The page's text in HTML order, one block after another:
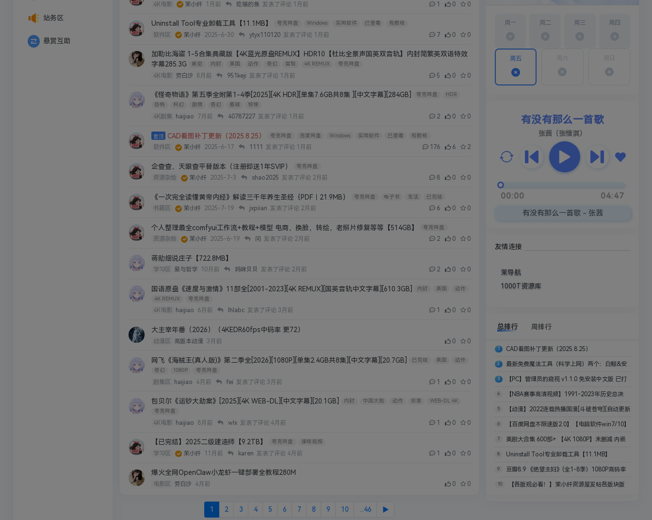
站务区
悬赏互助
4K电影 茉小纤 1月前 吃猫的鱼 发表了评论 1月前 1 0 0
Uninstall Tool专业卸载工具【11.1MB】 夸克网盘 Windows 实用软件 已查毒 有教程
软件区 茉小纤 2025-6-30 ytyx110120 发表了评论 1月前 7 0 0
加勒比海盗 1-5合集典藏版【4K蓝光原盘REMUX】HDR10【杜比全景声国英双音轨】内封简繁英双语特效
字幕285.3G
索尼 内封 美国 动作 奇幻 冒险 4K REMUX 夸克网盘
4K电影 劳白沙 8月前 951keji 发表了评论 1月前 5 0 0
《怪奇物语》第五季全附第1-4季[2025][4K HDR][单集7.6GB共8集 ][中文字幕][284GB] 夸克网盘
HDR
恐怖
科幻 剧情 奇幻 悬疑 惊悚
4K剧集 haijiao 7月前 40787227 发表了评论 1月前 2 0 0
CAD看图补丁更新（2025.8.25） 夸克网盘 百度网盘 Windows 实用软件 已查毒 有教程
软件区 茉小纤 2025-6-17 1111 发表了评论 1月前 176 6 2
企查查、天眼查平替版本（注册即送1年SVIP） 夸克网盘
资源杂烩 茉小纤 2025-7-3 shao2025 发表了评论 2月前 8 0 0
《一次完全读懂黄帝内经》解读三千年养生圣经｛PDF︱21.9MB｝ 夸克网盘 电子书 生活 已完结
书籍区 茉小纤 2025-7-19 jxpiian 发表了评论 2月前 6 0 0
个人整理最全comfyui工作流+教程+模型 电商，换脸，转绘，老照片修复等等【514GB】 夸克网盘
资源杂烩 茉小纤 2025-6-19 问 发表了评论 2月前 2 0 0
蒋勋细说庄子【722.8MB】
学习区 爱与哲学 10月前 妈咪贝贝 发表了评论 2月前 2 0 0
国语原盘《速度与激情》11部全[2001-2023][4K REMUX][国英音轨中文字幕][610.3GB] 内封 美国
动作
4K REMUX
夸克网盘
4K电影 haijiao 6月前 lhlabc 发表了评论 3月前 1 0 0
大主宰年番（2026）（4KEDR60fps中码率 更72）
动漫区 高版本动漫 3月前 0 0
网飞《海贼王(真人版)》第二季全[2026][1080P][单集2.4GB共8集][中文字幕][20.7GB] 已完结 美国
动作
奇幻
1080P 夸克网盘
剧集区 haijiao 4月前 fei 发表了评论 3月前 1 0 0
包贝尔《运钞大劫案》[2025][4K WEB-DL][中文字幕][20.1GB] 内封 中国大陆 动作 犯罪
WEB-DL 4K
夸克网盘
4K电影 haijiao 8月前 wlx 发表了评论 4月前 1 0 0
【已完结】2025二级建造师【9.2TB】 夸克网盘 课程视频
学习区 茉小纤 11月前 karen 发表了评论 4月前 1 0 0
爆火全网OpenClaw小龙虾一键部署全教程280M
电影区 劳白沙 4月前 0 0
1 2 3 4 5 6 7 8 9 10 ...46 ▶
周一 周二 周三 周四
周五 周六 周日
有没有那么一首歌
张茜（张惜淇）
00:00 04:47
有没有那么一首歌 - 张茜
友情连接
茉导航
1000T资源库
总排行 周排行
1 CAD看图补丁更新（2025.8.25）
2 最新免费魔法工具（科学上网）两个：白鲸&安
易
3 【PC】管理员的窥视 v1.1.0 免安装中文版 已打
补丁 【700MB】
4 【NBA赛事高清视频】1991-2023年历史总决
赛，直播录像回放共1.4T
5 【动漫】2022连载热播国漫[斗破苍穹][自动更新
最新一集][WEB-MKV/1G][4K-2160P]
6 【百度网盘不限速版2.0】【电脑软件win7/10】
告别龟速下载，这才是真正的文件传输自由！
【165.8M】
7 美剧大合集 600部+ 【4K 1080P】未删减 内嵌
中英双语字幕/特效字幕【16.2T收藏合集】
8 Uninstall Tool专业卸载工具【11.1MB】
9 豆瓣8.9 《绝望主妇》(全1-8季）1080P高码率
内封英字/外挂中英双字幕 4G左右/集 共573.1GB
10 【各版规必看！】茉小纤资源屋发帖各版块版